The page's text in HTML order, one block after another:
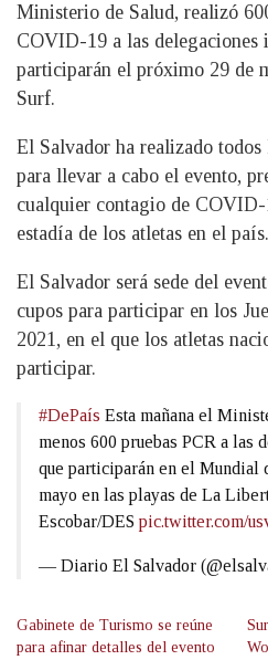
Ministerio de Salud, realizó
COVID-19 a las delegaciones
participarán el próximo 29 de
Surf.
El Salvador ha realizado
para llevar a cabo el evento,
cualquier contagio de
estadía de los atletas en el país.
El Salvador será sede del
cupos para participar en los
2021, en el que los atletas
participar.
#DePaís Esta mañana el
menos 600 pruebas PCR a las
que participarán en el Mundial
mayo en las playas de La
Escobar/DES pic.twitter.com/
— Diario El Salvador
Gabinete de Turismo se reúne
para afinar detalles del evento